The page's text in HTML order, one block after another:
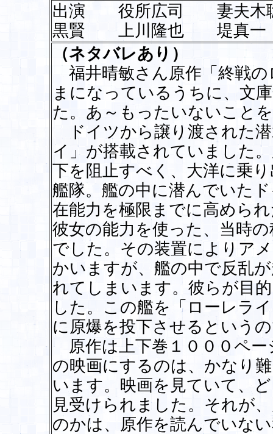
出演 役所広司 妻夫
黒賢 上川隆也 堤真一
（ネタバレあり）
福井晴敏さん原作「終戦の
まになっているうちに、文
た。あ～もったいないこと
ドイツから譲り渡された
イ」が搭載されていました
下を阻止すべく、大洋に乗
艦隊。艦の中に潜んでいた
在能力を極限までに高めら
彼女の能力を使った、当時
でした。その装置によりア
かいますが、艦の中で反乱
れてしまいます。彼らが目
した。この艦を「ローレラ
に原爆を投下させるという
原作は上下巻１０００ペー
の映画にするのは、かなり
います。映画を見ていて、
見受けられました。それが
のかは、原作を読んでいな